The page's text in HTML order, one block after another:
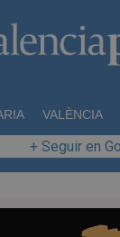
VALÈNCIA
+ Seguir en